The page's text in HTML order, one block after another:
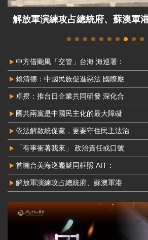
解放軍演練攻占總統府、蘇澳軍
中方借颱風「交管」台海 海巡署：
賴清德：中國民族促進惡法 國際應
卓揆：推台日企業共同研發 深化合
國共兩黨是中國民主化的最大障礙
依法解散統促黨，更要守住民主法治
「有事衝著我來」 政治責任或口號
首曬台美海巡艦艇同框照 AIT：
解放軍演練攻占總統府、蘇澳軍港